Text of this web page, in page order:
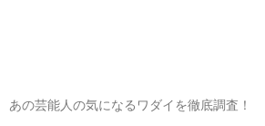
あの芸能人の気になるワダイを徹底調査！